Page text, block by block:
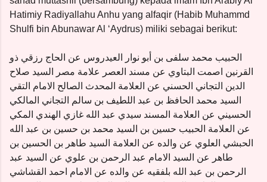
Hatimiy Radiyallahu Anhu yang alfaqir (Habib Muhammd
Shulfi bin Abunawar Al ‘Aydrus) miliki sebagai berikut:
الحبيب محمد سلفى بن أبو نوار العيدروس عن الحاج رزقي ذو
القرنين اصمت البتاوي عن مسند العصر علامة مصر السيد صلاح
الدين التجاني الحسني عن العلامة المحدث الصالح الامام التقي
السيد محمد الحافظ بن عبد اللطيف بن سالم التجاني المالكي
الحسيني عن العلامة المسند سيدي عبد الله غازي الهندي المكي
عن العلامة الحبيب حسين بن السيد محمد بن حسين بن عبد الله
الحبشي العلوي عن والده عن العلامة السيد طاهر بن الحسين بن
طاهر عن السيد الامام عبد الرحمن بن علوي عن السيد عبد
الرحمن بن عبد الله بلفقيه عن والده عن الامام احمد القشاشي